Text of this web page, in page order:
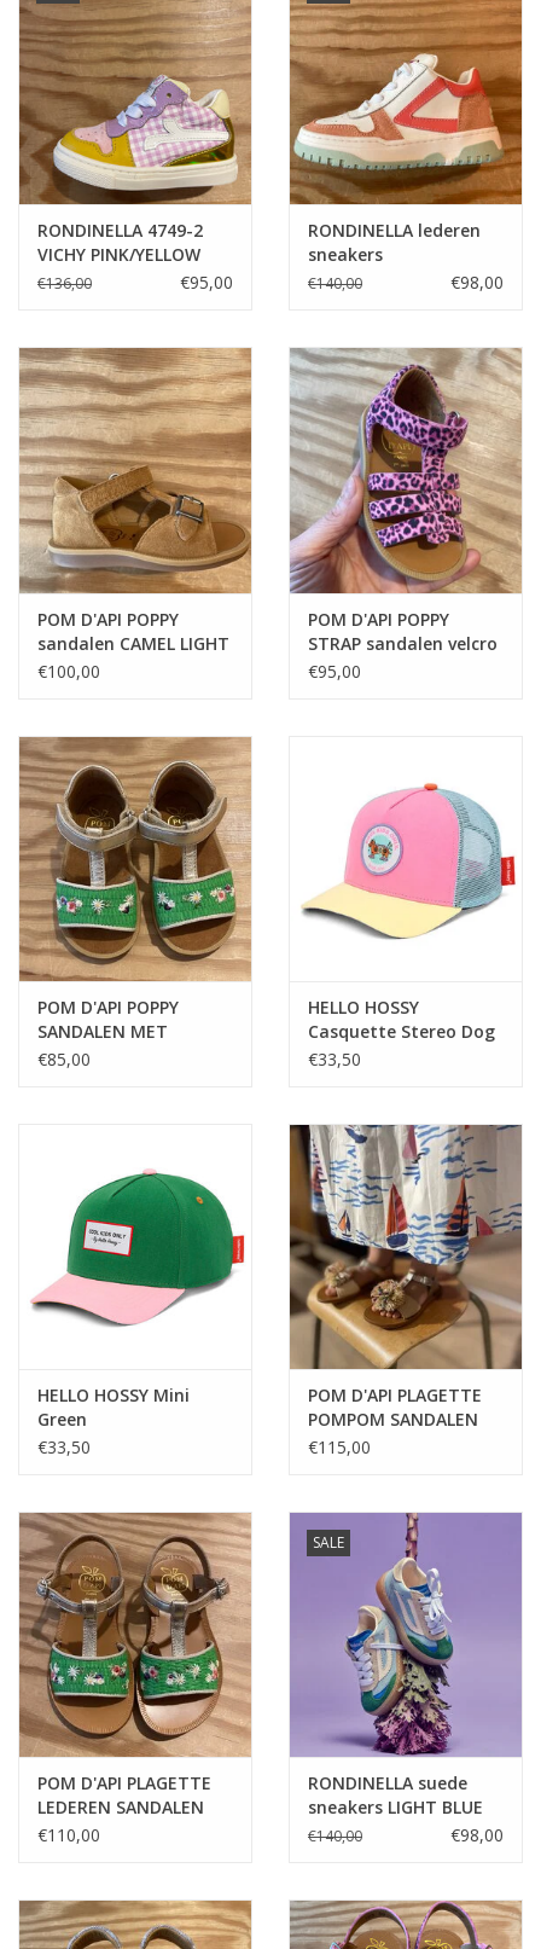
RONDINELLA 4749-2
VICHY PINK/YELLOW
€136,00 €95,00
RONDINELLA lederen
sneakers
€140,00 €98,00
POM D'API POPPY
sandalen CAMEL LIGHT
€100,00
POM D'API POPPY
STRAP sandalen velcro
MINI LEO PEONIA
€95,00
POM D'API POPPY
SANDALEN MET
VELCRO
€85,00
HELLO HOSSY
Casquette Stereo Dog
€33,50
HELLO HOSSY Mini
Green
€33,50
POM D'API PLAGETTE
POMPOM SANDALEN
RAFFIA
€115,00
POM D'API PLAGETTE
LEDEREN SANDALEN
MET RAFFIA
€110,00
SALE
RONDINELLA suede
sneakers LIGHT BLUE
€140,00 €98,00